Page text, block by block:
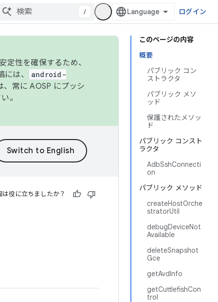
/ ログイン
このページの内容
概要
パブリック コン
ストラクタ
パブリック メソ
ッド
保護されたメソッ
ド
パブリック コンスト
ラクタ
AdbSshConnecti
on
パブリック メソッド
createHostOrche
stratorUtil
debugDeviceNot
Available
deleteSnapshot
Gce
getAvdInfo
getCuttlefishCon
trol
性を確保するため、
は、
android-
常に AOSP にプッシ
。
は役に立ちましたか？